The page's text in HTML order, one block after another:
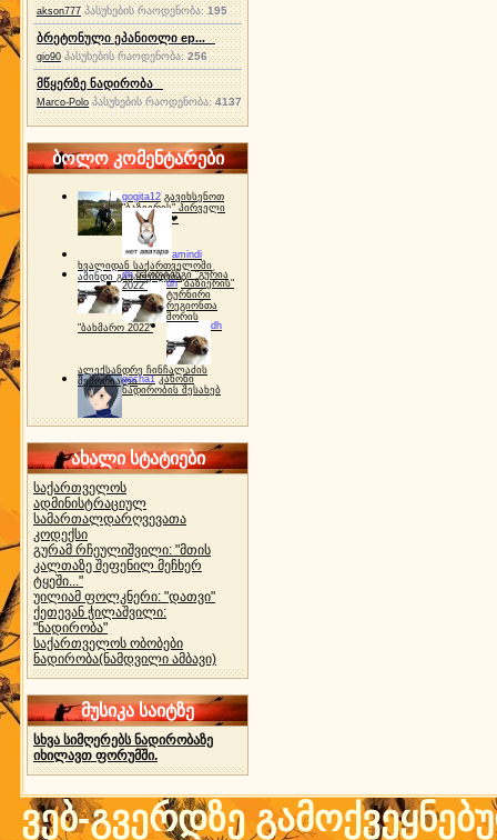
akson777 პასუხების რაოდენობა:195
ბრეტონული ეპანიოლი ep...
gio90 პასუხების რაოდენობა:256
მწყერზე ნადირობა
Marco-Polo პასუხების რაოდენობა:4137
ბოლო კომენტარები
gogita12 გავიხსენოთ
"ბაზიერის" პირველი
ტურნირი ❤
amindi
ხვალიდან საქართველოში
ამინდი გაუარესდება
dh სპორტინგი "გურია
2022"
dh "ბაზიერის"
ტურნირი
რეგიონთა
შორის
"ბახმარო 2022"
dh
ალექსანდრე ჩინჩალაძის
მემორიალიgocha1 კანონი
ნადირობის შესახებ
ახალი სტატიები
საქართველოს
ადმინისტრაციულ
სამართალდარღვევათა
კოდექსი
გურამ რჩეულიშვილი: "მთის
კალთაზე შეფენილ მეჩხერ
ტყეში..."
უილიამ ფოლკნერი: "დათვი"
ქეთევან ჭილაშვილი:
"ნადირობა"
საქართველოს ობობები
ნადირობა(ნამდვილი ამბავი)
მუსიკა საიტზე
სხვა სიმღერებს ნადირობაზე
იხილავთ ფორუმში.
ვებ-გვერდზე